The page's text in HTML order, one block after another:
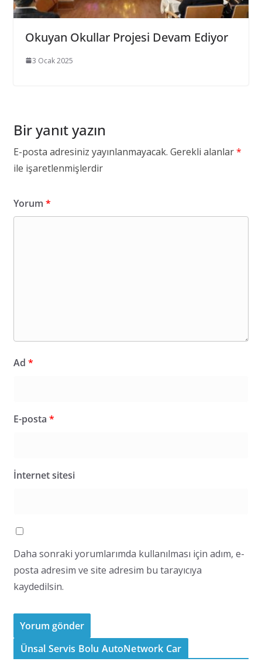
Okuyan Okullar Projesi Devam Ediyor
3 Ocak 2025
Bir yanıt yazın
E-posta adresiniz yayınlanmayacak. Gerekli alanlar*
ile işaretlenmişlerdir
Yorum *
Ad *
E-posta *
İnternet sitesi
Daha sonraki yorumlarımda kullanılması için adım, e-
posta adresim ve site adresim bu tarayıcıya
kaydedilsin.
Ünsal Servis Bolu AutoNetwork Car